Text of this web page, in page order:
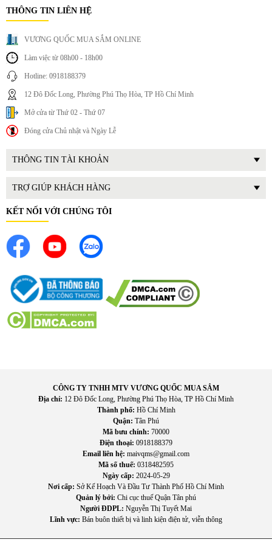
Tăng tính thẩm mỹ cho gian bếp: Thiết kế lắp âm giúp không
gian bếp gọn gàng, hiện đại hơn.
IV. Hướng dẫn sử dụng và bảo quản
1. Cách sử dụng
Không chạm vào vùng nấu khi còn nóng
Lau sạch mặt bếp sau mỗi lần sử dụng
Tránh va đập mạnh vào kính
Không để nước tràn vào bảng điều khiển
Đảm bảo nguồn điện ổn định
V. Thông số kỹ thuật
Model: HC-I7365B
THÔNG TIN LIÊN HỆ
VƯƠNG QUỐC MUA SẮM ONLINE
Làm việc từ 08h00 - 18h00
Hotline: 0918188379
12 Đô Đốc Long, Phường Phú Thọ Hòa, TP Hồ Chí Minh
Mở cửa từ Thứ 02 - Thứ 07
Đóng cửa Chủ nhật và Ngày Lễ
THÔNG TIN TÀI KHOẢN
TRỢ GIÚP KHÁCH HÀNG
KẾT NỐI VỚI CHÚNG TÔI
CÔNG TY TNHH MTV VƯƠNG QUỐC MUA SẮM
Địa chỉ: 12 Đô Đốc Long, Phường Phú Thọ Hòa, TP Hồ Chí Minh
Thành phố: Hồ Chí Minh
Quận: Tân Phú
Mã bưu chính: 70000
Điện thoại: 0918188379
Email liên hệ: maivqms@gmail.com
Mã số thuế: 0318482595
Ngày cấp: 2024-05-29
Nơi cấp: Sở Kế Hoạch Và Đầu Tư Thành Phố Hồ Chí Minh
Quản lý bởi: Chi cục thuế Quận Tân phú
Người ĐDPL: Nguyễn Thị Tuyết Mai
Lĩnh vực: Bán buôn thiết bị và linh kiện điện tử, viễn thông